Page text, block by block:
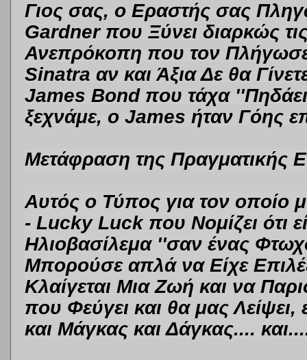
Γιος σας, ο Εραστής σας
Gardner που Ξύνει διαρκώς
Ανεπρόκοπη που τον
Sinatra αν και Άξια Δε θα
James Bond που τάχα
ξεχνάμε, ο James ήταν Γόης
Μετάφραση της Πραγματικής
Αυτός ο Τύπος για τον οποίο
- Lucky Luck που Νομίζει ότι
Ηλιοβασίλεμα ''σαν ένας
Μπορούσε απλά να Είχε
Κλαίγεται Μια Ζωή και να
που Φεύγει και θα μας
και Μάγκας και Δάγκας....